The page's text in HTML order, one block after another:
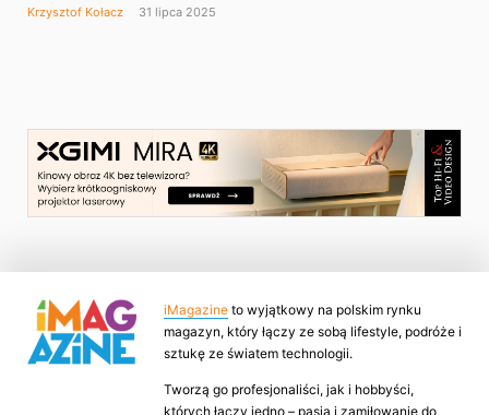
Krzysztof Kołacz 31 lipca 2025
iMagazine to wyjątkowy na polskim rynku
magazyn, który łączy ze sobą lifestyle, podróże i
sztukę ze światem technologii.
Tworzą go profesjonaliści, jak i hobbyści,
których łączy jedno – pasja i zamiłowanie do